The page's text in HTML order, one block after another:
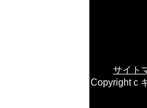
サイト
Copyright c